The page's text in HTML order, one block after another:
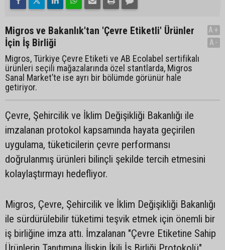
Migros ve Bakanlık'tan 'Çevre Etiketli' Ürünler
İçin İş Birliği
Migros, Türkiye Çevre Etiketi ve AB Ecolabel sertifikalı
ürünleri seçili mağazalarında özel stantlarda, Migros
Sanal Market’te ise ayrı bir bölümde görünür hale
getiriyor.
A+
A-
Çevre, Şehircilik ve İklim Değişikliği Bakanlığı ile
imzalanan protokol kapsamında hayata geçirilen
uygulama, tüketicilerin çevre performansı
doğrulanmış ürünleri bilinçli şekilde tercih etmesini
kolaylaştırmayı hedefliyor.
Migros, Çevre, Şehircilik ve İklim Değişikliği Bakanlığı
ile sürdürülebilir tüketimi teşvik etmek için önemli bir
iş birliğine imza attı. İmzalanan "Çevre Etiketine Sahip